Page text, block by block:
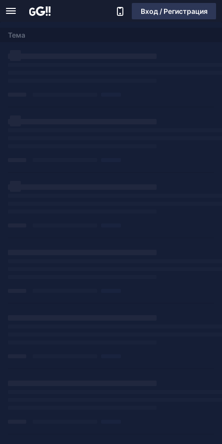
Вход / Регистрация
Тема